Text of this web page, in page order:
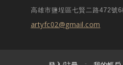
-
高雄市鹽埕區七賢二路472號6
artyfc02@gmail.com